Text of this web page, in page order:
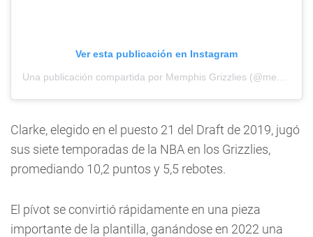
Ver esta publicación en Instagram
Clarke, elegido en el puesto 21 del Draft de 2019, jugó
sus siete temporadas de la NBA en los Grizzlies,
promediando 10,2 puntos y 5,5 rebotes.
El pívot se convirtió rápidamente en una pieza
importante de la plantilla, ganándose en 2022 una